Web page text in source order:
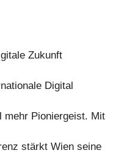
Zukunft
Digital
mehr Pioniergeist. Mit
stärkt Wien seine